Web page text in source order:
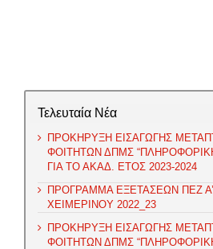
Τελευταία Νέα
ΠΡΟΚΗΡΥΞΗ ΕΙΣΑΓΩΓΗΣ
ΦΟΙΤΗΤΩΝ ΔΠΜΣ
ΓΙΑ ΤΟ ΑΚΑΔ. ΕΤΟΣ 2023-2024
ΠΡΟΓΡΑΜΜΑ ΕΞΕΤΑΣΕΩΝ ΠΕΖ
ΧΕΙΜΕΡΙΝΟΥ 2022_23
ΠΡΟΚΗΡΥΞΗ ΕΙΣΑΓΩΓΗΣ
ΦΟΙΤΗΤΩΝ ΔΠΜΣ